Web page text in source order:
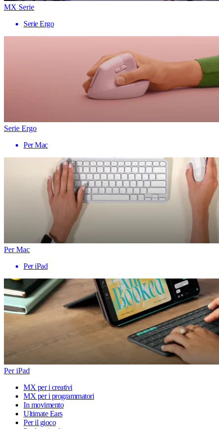
MX Serie
Serie Ergo
Serie Ergo
Per Mac
Per Mac
Per iPad
Per iPad
MX per i creativi
MX per i programmatori
In movimento
Ultimate Ears
Per il gioco